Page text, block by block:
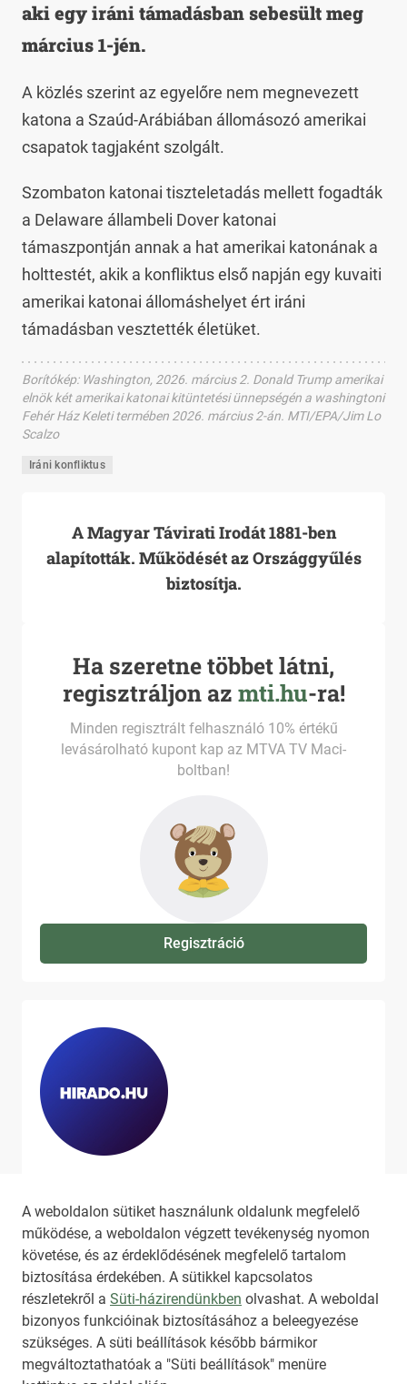
A weboldalon sütiket használunk oldalunk megfelelő
működése, a weboldalon végzett tevékenység nyomon
követése, és az érdeklődésének megfelelő tartalom
biztosítása érdekében. A sütikkel kapcsolatos
részletekről a Süti-házirendünkben olvashat. A weboldal
bizonyos funkcióinak biztosításához a beleegyezése
szükséges. A süti beállítások később bármikor
megváltoztathatóak a "Süti beállítások" menüre
aki egy iráni támadásban sebesült meg
március 1-jén.
A közlés szerint az egyelőre nem megnevezett
katona a Szaúd-Arábiában állomásozó amerikai
csapatok tagjaként szolgált.
Szombaton katonai tiszteletadás mellett fogadták
a Delaware állambeli Dover katonai
támaszpontján annak a hat amerikai katonának a
holttestét, akik a konfliktus első napján egy kuvaiti
amerikai katonai állomáshelyet ért iráni
támadásban vesztették életüket.
Borítókép: Washington, 2026. március 2. Donald Trump amerikai
elnök két amerikai katonai kitüntetési ünnepségén a washingtoni
Fehér Ház Keleti termében 2026. március 2-án. MTI/EPA/Jim Lo
Scalzo
Iráni konfliktus
A Magyar Távirati Irodát 1881-ben
alapították. Működését az Országgyűlés
biztosítja.
Ha szeretne többet látni,
regisztráljon az mti.hu-ra!
Minden regisztrált felhasználó 10% értékű
levásárolható kupont kap az MTVA TV Maci-
boltban!
Regisztráció
látni, látogassa meg ahirado.hu
oldalát!
HIRADO.HU MEDIAKLIKK.HU
M4SPORT.HU NEMZETISPORT.HU